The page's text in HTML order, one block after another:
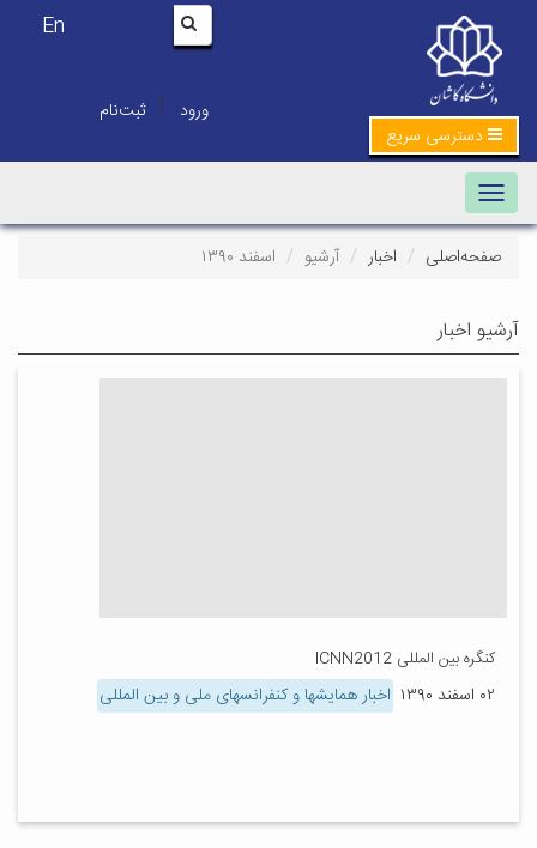
En
ورود | ثبت‌نام
دسترسی سریع
Toggle navigation
صفحه‌اصلی اخبار آرشیو اسفند ۱۳۹۰
آرشیو اخبار
کنگره بین المللی ICNN2012
۰۲ اسفند ۱۳۹۰ اخبار همایشها و کنفرانسهای ملی و بین المللی